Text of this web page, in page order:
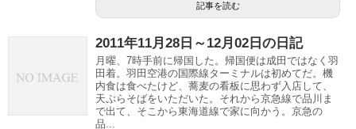
記事を読む
2011年11月28日～12月02日の日記
月曜、7時手前に帰国した。帰国便は成田ではなく羽
田着。羽田空港の国際線ターミナルは初めてだ。機
内食は食べたけど、蕎麦の看板に思わず入店して、
天ぷらそばをいただいた。それから京急線で品川ま
で出て、そこから東海道線で家に向かう。京急の
品...